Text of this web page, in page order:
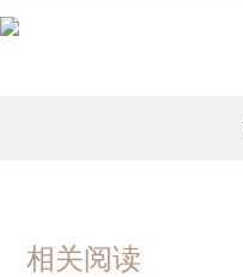
相关阅读